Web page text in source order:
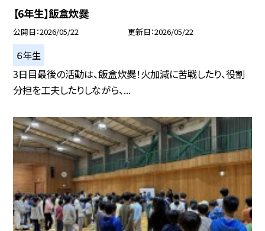
【6年生】飯盒炊爨
公開日 2026/05/22 更新日 2026/05/22
６年生
3日目最後の活動は、飯盒炊爨！火加減に苦戦したり、役割
分担を工夫したりしながら、...